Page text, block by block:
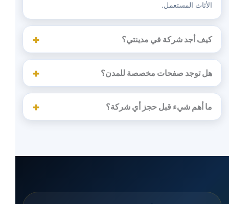
الأثاث المستعمل.
كيف أجد شركة في مدينتي؟
هل توجد صفحات مخصصة للمدن؟
ما أهم شيء قبل حجز أي شركة؟